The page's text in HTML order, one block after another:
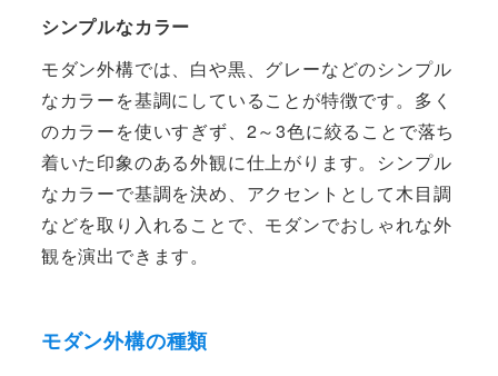
シンプルなカラー
モダン外構では、白や黒、グレーなどのシンプル
なカラーを基調にしていることが特徴です。多く
のカラーを使いすぎず、2～3色に絞ることで落ち
着いた印象のある外観に仕上がります。シンプル
なカラーで基調を決め、アクセントとして木目調
などを取り入れることで、モダンでおしゃれな外
観を演出できます。
モダン外構の種類